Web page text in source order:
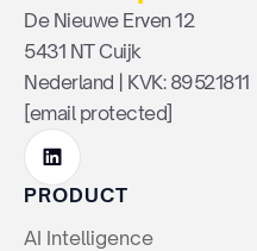
De Nieuwe Erven 12
5431 NT Cuijk
Nederland | KVK: 89521811
[email protected]
PRODUCT
AI Intelligence